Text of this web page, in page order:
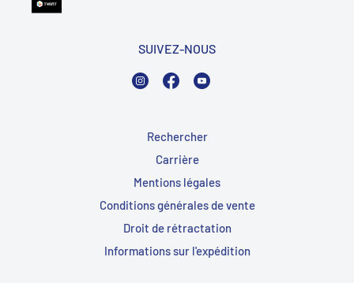
SUIVEZ-NOUS
InstagramFacebook
Rechercher
Carrière
Mentions légales
Conditions générales de vente
Droit de rétractation
Informations sur l'expédition